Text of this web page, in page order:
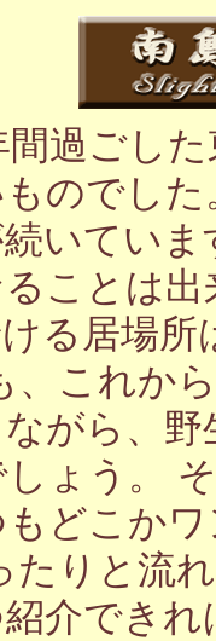
過ごし
のでし
いてい
ことは
る居場
、これか
がら、
ょう。
どこか
たりと流
介でき